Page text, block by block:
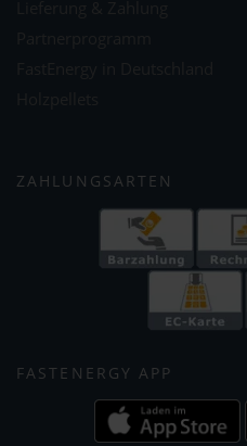
ZAHLUNGSARTEN
FASTENERGY APP